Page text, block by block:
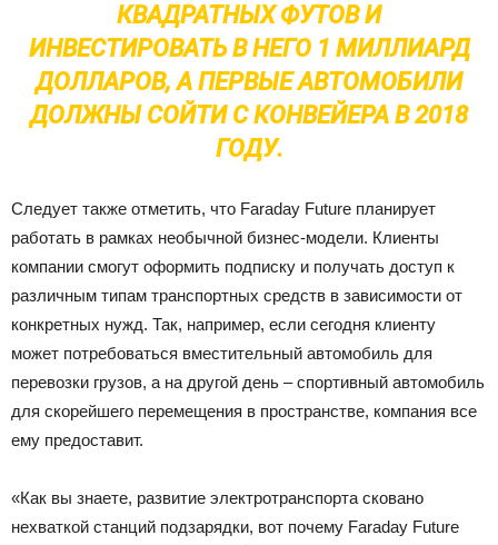
КВАДРАТНЫХ ФУТОВ И
ИНВЕСТИРОВАТЬ В НЕГО 1 МИЛЛИАРД
ДОЛЛАРОВ, А ПЕРВЫЕ АВТОМОБИЛИ
ДОЛЖНЫ СОЙТИ С КОНВЕЙЕРА В 2018
ГОДУ.
Следует также отметить, что Faraday Future планирует
работать в рамках необычной бизнес-модели. Клиенты
компании смогут оформить подписку и получать доступ к
различным типам транспортных средств в зависимости от
конкретных нужд. Так, например, если сегодня клиенту
может потребоваться вместительный автомобиль для
перевозки грузов, а на другой день – спортивный автомобиль
для скорейшего перемещения в пространстве, компания все
ему предоставит.
«Как вы знаете, развитие электротранспорта сковано
нехваткой станций подзарядки, вот почему Faraday Future